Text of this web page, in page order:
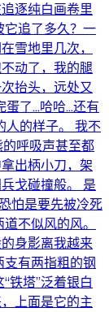
逐纯白画卷里
它追了多久？一
雪地里几次，
动了，我的腿
抬头，远处又
蛋了…哈哈…还有
人的样子。 我不
呼吸声甚至都
出柄小刀，架
戈碰撞般。 是
怕是要先被冷死
不似风的风。
身影离我越来
有两指粗的钢
铁塔”泛着银白
上面是它的主